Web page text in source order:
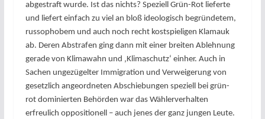
abgestraft wurde. Ist das nichts? Speziell Grün-Rot lieferte
und liefert einfach zu viel an bloß ideologisch begründetem,
russophobem und auch noch recht kostspieligen Klamauk
ab. Deren Abstrafen ging dann mit einer breiten Ablehnung
gerade von Klimawahn und ‚Klimaschutz‘ einher. Auch in
Sachen ungezügelter Immigration und Verweigerung von
gesetzlich angeordneten Abschiebungen speziell bei grün-
rot dominierten Behörden war das Wählerverhalten
erfreulich oppositionell – auch jenes der ganz jungen Leute.